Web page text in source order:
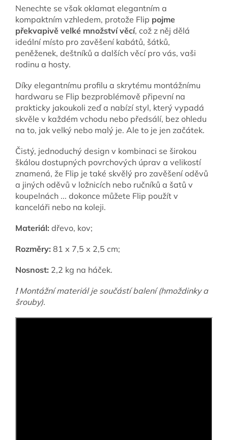
Nenechte se však oklamat elegantním a
kompaktním vzhledem, protože Flip pojme
překvapivě velké množství věcí, což z něj dělá
ideální místo pro zavěšení kabátů, šátků,
peněženek, deštníků a dalších věcí pro vás, vaši
rodinu a hosty.
Díky elegantnímu profilu a skrytému montážnímu
hardwaru se Flip bezproblémově připevní na
prakticky jakoukoli zeď a nabízí styl, který vypadá
skvěle v každém vchodu nebo předsálí, bez ohledu
na to, jak velký nebo malý je. Ale to je jen začátek.
Čistý, jednoduchý design v kombinaci se širokou
škálou dostupných povrchových úprav a velikostí
znamená, že Flip je také skvělý pro zavěšení oděvů
a jiných oděvů v ložnicích nebo ručníků a šatů v
koupelnách ... dokonce můžete Flip použít v
kanceláři nebo na koleji.
Materiál: dřevo, kov;
Rozměry: 81 х 7,5 х 2,5 cm;
Nosnost: 2,2 kg na háček.
!Montážní materiál je součástí balení (hmoždinky a
šrouby).